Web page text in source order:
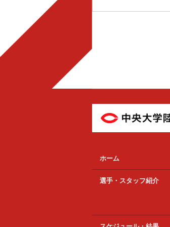
ホーム
選手・スタッフ紹介